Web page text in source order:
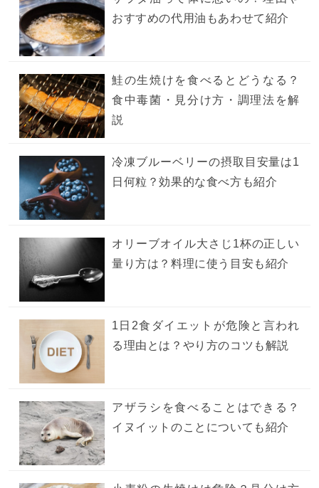
おすすめの代用油もあわせて紹介
鮭の生焼けを食べるとどうなる？
食中毒菌・見分け方・調理法を解
説
冷凍ブルーベリーの摂取目安量は1
日何粒？効果的な食べ方も紹介
オリーブオイル大さじ1杯の正しい
量り方は？料理に使う目安も紹介
1日2食ダイエットが危険と言われ
る理由とは？やり方のコツも解説
アザラシを食べることはできる？
イヌイットのことについても紹介